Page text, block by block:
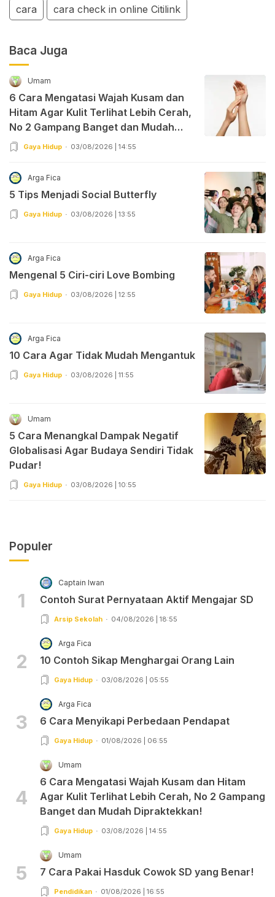
cara cara check in online Citilink
Baca Juga
Umam
6 Cara Mengatasi Wajah Kusam dan
Hitam Agar Kulit Terlihat Lebih Cerah,
No 2 Gampang Banget dan Mudah
Dipraktekkan!
Gaya Hidup 03/08/2026 | 14:55
Arga Fica
5 Tips Menjadi Social Butterfly
Gaya Hidup 03/08/2026 | 13:55
Arga Fica
Mengenal 5 Ciri-ciri Love Bombing
Gaya Hidup 03/08/2026 | 12:55
Arga Fica
10 Cara Agar Tidak Mudah Mengantuk
Gaya Hidup 03/08/2026 | 11:55
Umam
5 Cara Menangkal Dampak Negatif
Globalisasi Agar Budaya Sendiri Tidak
Pudar!
Gaya Hidup 03/08/2026 | 10:55
Populer
1
Captain Iwan
Contoh Surat Pernyataan Aktif Mengajar SD
Arsip Sekolah 04/08/2026 | 18:55
2
Arga Fica
10 Contoh Sikap Menghargai Orang Lain
Gaya Hidup 03/08/2026 | 05:55
3
Arga Fica
6 Cara Menyikapi Perbedaan Pendapat
Gaya Hidup 01/08/2026 | 06:55
4
Umam
6 Cara Mengatasi Wajah Kusam dan Hitam
Agar Kulit Terlihat Lebih Cerah, No 2 Gampang
Banget dan Mudah Dipraktekkan!
Gaya Hidup 03/08/2026 | 14:55
5
Umam
7 Cara Pakai Hasduk Cowok SD yang Benar!
Pendidikan 01/08/2026 | 16:55